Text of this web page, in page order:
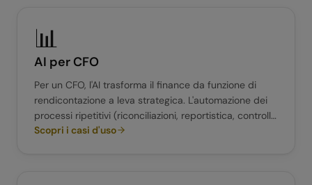
📊
AI per CFO
Per un CFO, l'AI trasforma il finance da funzione di
rendicontazione a leva strategica. L'automazione dei
processi ripetitivi (riconciliazioni, reportistica, controllo
fatture) libera il team per analisi predittive e supporto
Scopri i casi d'uso